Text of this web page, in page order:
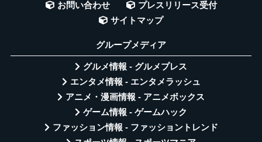
お問い合わせ
プレスリリース受付
サイトマップ
グループメディア
グルメ情報 - グルメプレス
エンタメ情報 - エンタメラッシュ
アニメ・漫画情報 - アニメボックス
ゲーム情報 - ゲームハック
ファッション情報 - ファッショントレンド